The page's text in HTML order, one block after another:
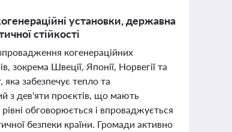
установки, державна
стійкості
когенераційних
зокрема Швеції, Японії, Норвегії та
забезпечує тепло та
з дев'яти проєктів, що мають
обговорюється і впроваджується
безпеки країни. Громади активно